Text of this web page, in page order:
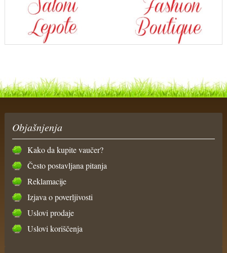
Objašnjenja
Kako da kupite vaučer?
Često postavljana pitanja
Reklamacije
Izjava o poverljivosti
Uslovi prodaje
Uslovi koriščenja